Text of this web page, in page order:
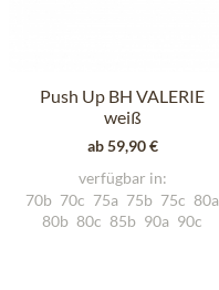
Push Up BH VALERIE
weiß
ab 59,90 €
verfügbar in:
70b 70c 75a 75b 75c 80a
80b 80c 85b 90a 90c